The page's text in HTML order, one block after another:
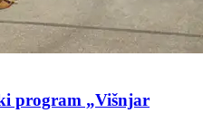
program „Višnjar